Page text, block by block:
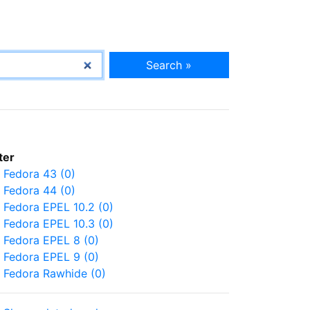
Search »
Fedora 43 (0)
Fedora 44 (0)
Fedora EPEL 10.2 (0)
Fedora EPEL 10.3 (0)
Fedora EPEL 8 (0)
Fedora EPEL 9 (0)
Fedora Rawhide (0)